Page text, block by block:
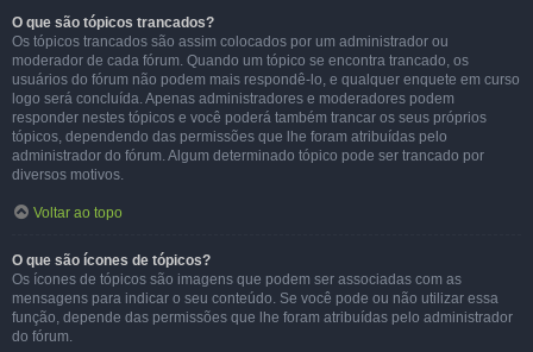
O que são tópicos trancados?
Os tópicos trancados são assim colocados por um administrador ou
moderador de cada fórum. Quando um tópico se encontra trancado, os
usuários do fórum não podem mais respondê-lo, e qualquer enquete em curso
logo será concluída. Apenas administradores e moderadores podem
responder nestes tópicos e você poderá também trancar os seus próprios
tópicos, dependendo das permissões que lhe foram atribuídas pelo
administrador do fórum. Algum determinado tópico pode ser trancado por
diversos motivos.
Voltar ao topo
O que são ícones de tópicos?
Os ícones de tópicos são imagens que podem ser associadas com as
mensagens para indicar o seu conteúdo. Se você pode ou não utilizar essa
função, depende das permissões que lhe foram atribuídas pelo administrador
do fórum.